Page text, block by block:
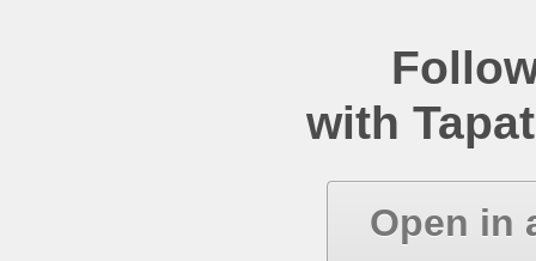
with
Open in